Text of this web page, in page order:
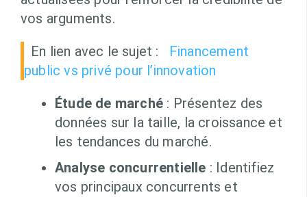
vos arguments.
En lien avec le sujet :
Financement
public vs privé pour l’innovation
Étude de marché : Présentez des
données sur la taille, la croissance et
les tendances du marché.
Analyse concurrentielle : Identifiez
vos principaux concurrents et